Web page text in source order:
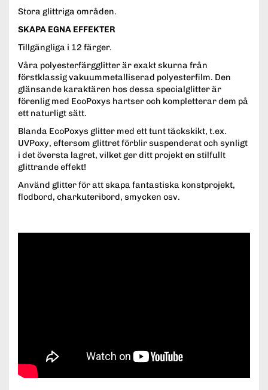
Stora glittriga områden.
SKAPA EGNA EFFEKTER
Tillgängliga i 12 färger.
Våra polyesterfärgglitter är exakt skurna från
förstklassig vakuummetalliserad polyesterfilm. Den
glänsande karaktären hos dessa specialglitter är
förenlig med EcoPoxys hartser och kompletterar dem på
ett naturligt sätt.
Blanda EcoPoxys glitter med ett tunt täckskikt, t.ex.
UVPoxy, eftersom glittret förblir suspenderat och synligt
i det översta lagret, vilket ger ditt projekt en stilfullt
glittrande effekt!
Använd glitter för att skapa fantastiska konstprojekt,
flodbord, charkuteribord, smycken osv.